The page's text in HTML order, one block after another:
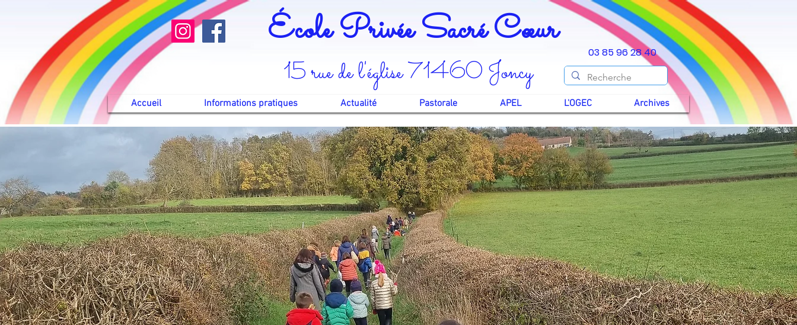
École Privée Sacré Cœur 03 85 96 28 40
Accueil Informations pratiques Actualité Pastorale APEL L'OGEC Archives
15 rue de l'église 71460 Joncy